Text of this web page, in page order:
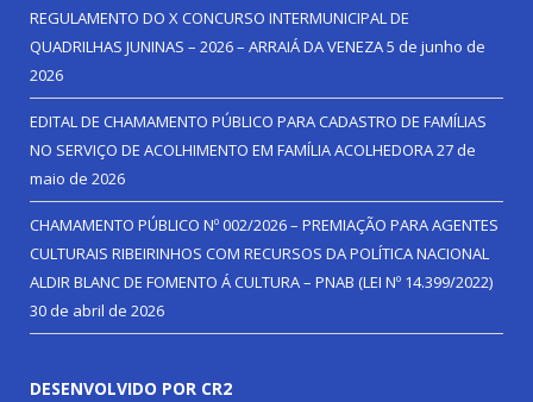
REGULAMENTO DO X CONCURSO INTERMUNICIPAL DE
QUADRILHAS JUNINAS – 2026 – ARRAIÁ DA VENEZA5 de junho de
2026
EDITAL DE CHAMAMENTO PÚBLICO PARA CADASTRO DE FAMÍLIAS
NO SERVIÇO DE ACOLHIMENTO EM FAMÍLIA ACOLHEDORA27 de
maio de 2026
CHAMAMENTO PÚBLICO Nº 002/2026 – PREMIAÇÃO PARA AGENTES
CULTURAIS RIBEIRINHOS COM RECURSOS DA POLÍTICA NACIONAL
ALDIR BLANC DE FOMENTO Á CULTURA – PNAB (LEI Nº 14.399/2022)
30 de abril de 2026
DESENVOLVIDO POR CR2